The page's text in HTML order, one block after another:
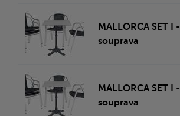
MALLORCA SET I -
souprava
MALLORCA SET I -
souprava